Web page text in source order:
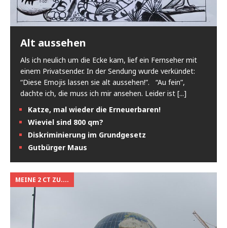
Alt aussehen
Als ich neulich um die Ecke kam, lief ein Fernseher mit
einem Privatsender. In der Sendung wurde verkündet:
“Diese Emojis lassen sie alt aussehen!”. “Au fein”,
dachte ich, die muss ich mir ansehen. Leider ist [...]
Katze, mal wieder die Erneuerbaren!
Wieviel sind 800 qm?
Diskriminierung im Grundgesetz
Gutbürger Maus
MEINE 2 CT ZU....